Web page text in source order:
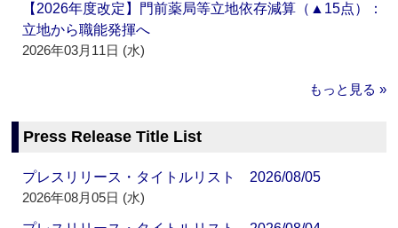
【2026年度改定】門前薬局等立地依存減算（▲15点）：
立地から職能発揮へ
2026年03月11日 (水)
もっと見る »
Press Release Title List
プレスリリース・タイトルリスト 2026/08/05
2026年08月05日 (水)